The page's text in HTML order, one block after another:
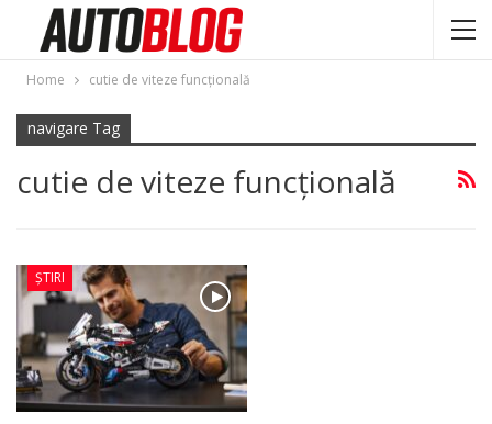
Home cutie de viteze funcţională
navigare Tag
cutie de viteze funcţională
ȘTIRI